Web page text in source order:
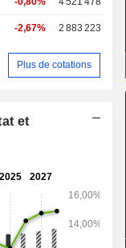
-2,67% 2 883 223
Plus de cotations
et